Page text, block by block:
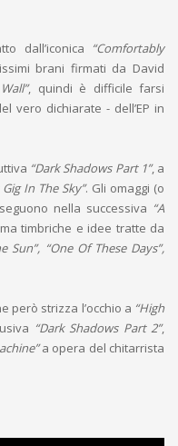
dall’iconica
“Comfortably
brani firmati da David
, quindi è difficile farsi
vero dichiarate - dell’EP in
“Dark Shadows Part 1”, a
In The Sky”. Gli omaggi (o
nella successiva “A
timbriche e idee tratte da
“One Of These Days”,
però strizza l’occhio a “High
“Dark Shadows Part 2”,
a opera del chitarrista